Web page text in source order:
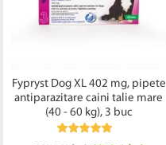
Fypryst Dog XL 402 mg, pipete
antiparazitare caini talie mare
(40 - 60 kg), 3 buc